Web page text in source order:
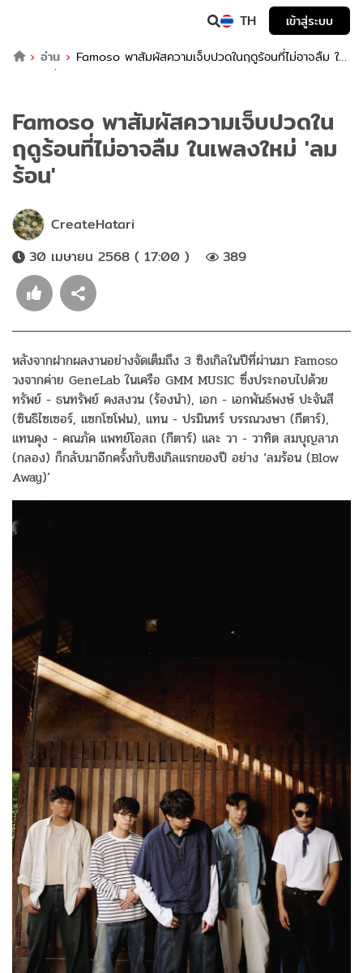
TH
เข้าสู่ระบบ
อ่าน
Famoso พาสัมผัสความเจ็บปวดในฤดูร้อนที่ไม่อาจลืม ใน
เพลงใหม่ 'ลมร้อน'
Famoso พาสัมผัสความเจ็บปวดใน
ฤดูร้อนที่ไม่อาจลืม ในเพลงใหม่ 'ลม
ร้อน'
CreateHatari
30 เมษายน 2568 ( 17:00 )
389
หลังจากฝากผลงานอย่างจัดเต็มถึง 3 ซิงเกิลในปีที่ผ่านมา Famoso
วงจากค่าย GeneLab ในเครือ GMM MUSIC ซึ่งประกอบไปด้วย
ทรัพย์ - ธนทรัพย์ คงสงวน (ร้องนำ), เอก - เอกพันธ์พงษ์ ปะจันสี
(ซินธิไซเซอร์, แซกโซโฟน), แทน - ปรมินทร์ บรรณวงษา (กีตาร์),
แทนคุง - คณภัค แพทย์โอสถ (กีตาร์) และ วา - วาทิต สมบุญลาภ
(กลอง) ก็กลับมาอีกครั้งกับซิงเกิลแรกของปี อย่าง ‘ลมร้อน (Blow
Away)’